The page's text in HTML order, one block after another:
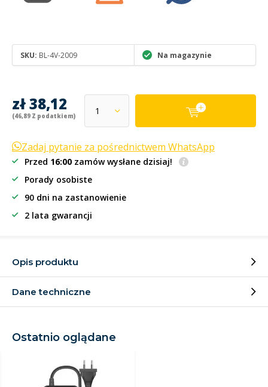
SKU: BL-4V-2009 Na magazynie
zł 38,12
(46,89 Z podatkiem)
Zadaj pytanie za pośrednictwem WhatsApp
Przed 16:00 zamów wysłane dzisiaj!
Porady osobiste
90 dni na zastanowienie
2 lata gwarancji
Opis produktu
Dane techniczne
Ostatnio oglądane